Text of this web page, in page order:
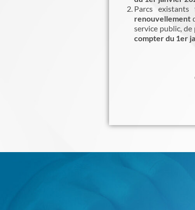
Parcs existants
renouvellement
service public,
compter du 1er